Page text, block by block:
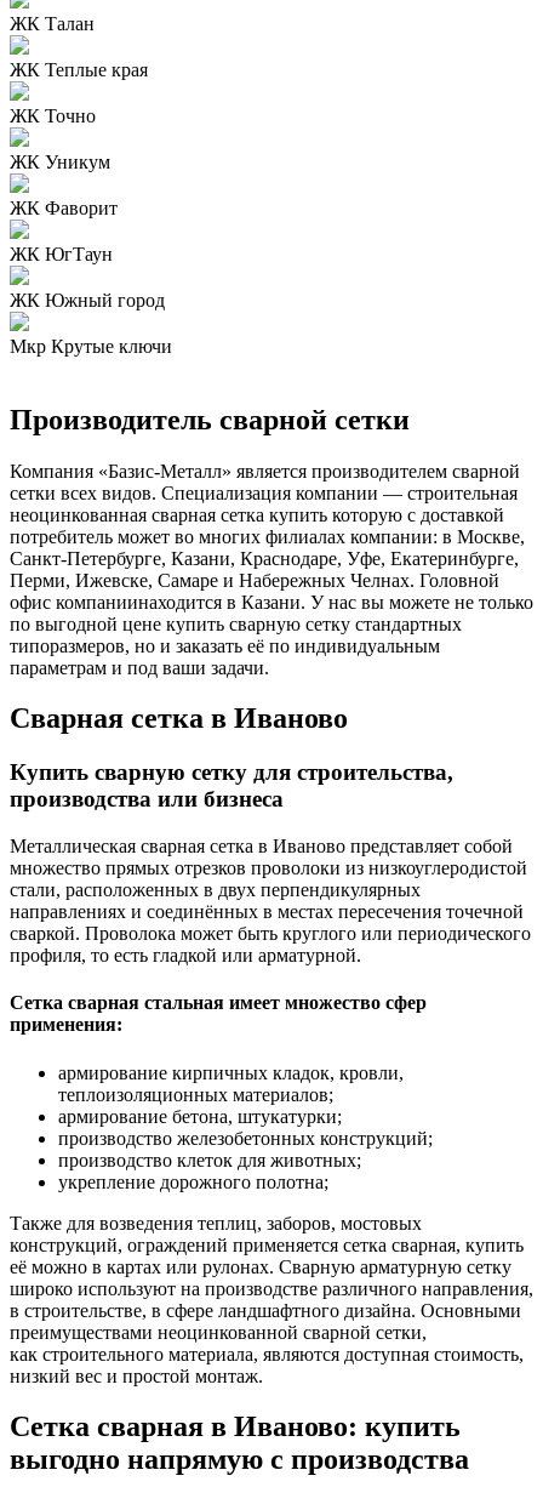
ЖК Талан
ЖК Теплые края
ЖК Точно
ЖК Уникум
ЖК Фаворит
ЖК ЮгТаун
ЖК Южный город
Мкр Крутые ключи
Производитель сварной сетки
Компания «Базис-Металл» является производителем сварной
сетки всех видов. Специализация компании — строительная
неоцинкованная сварная сетка купить которую с доставкой
потребитель может во многих филиалах компании: в Москве,
Санкт-Петербурге, Казани, Краснодаре, Уфе, Екатеринбурге,
Перми, Ижевске, Самаре и Набережных Челнах. Головной
офис компаниинаходится в Казани. У нас вы можете не только
по выгодной цене купить сварную сетку стандартных
типоразмеров, но и заказать её по индивидуальным
параметрам и под ваши задачи.
Сварная сетка в Иваново
Купить сварную сетку для строительства,
производства или бизнеса
Металлическая сварная сетка в Иваново представляет собой
множество прямых отрезков проволоки из низкоуглеродистой
стали, расположенных в двух перпендикулярных
направлениях и соединённых в местах пересечения точечной
сваркой. Проволока может быть круглого или периодического
профиля, то есть гладкой или арматурной.
Сетка сварная стальная имеет множество сфер
применения:
армирование кирпичных кладок, кровли,
теплоизоляционных материалов;
армирование бетона, штукатурки;
производство железобетонных конструкций;
производство клеток для животных;
укрепление дорожного полотна;
Также для возведения теплиц, заборов, мостовых
конструкций, ограждений применяется сетка сварная, купить
её можно в картах или рулонах. Сварную арматурную сетку
широко используют на производстве различного направления,
в строительстве, в сфере ландшафтного дизайна. Основными
преимуществами неоцинкованной сварной сетки,
как строительного материала, являются доступная стоимость,
низкий вес и простой монтаж.
Сетка сварная в Иваново: купить
выгодно напрямую с производства